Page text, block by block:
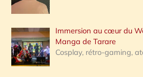
:
Immersion au cœur du
Manga de Tarare
Cosplay, rétro-gaming,